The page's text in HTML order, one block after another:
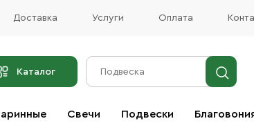
Доставка Услуги Оплата
Каталог
Свечи Подвески